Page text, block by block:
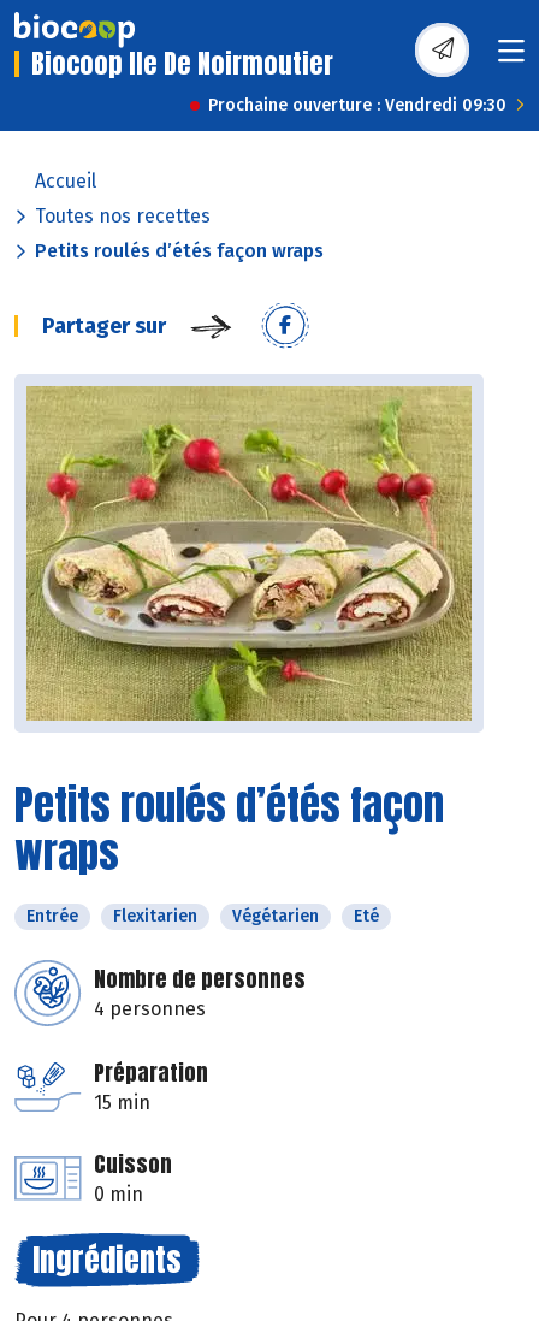
Biocoop Ile De Noirmoutier
Prochaine ouverture : Vendredi 09:30
Accueil
Toutes nos recettes
Petits roulés d’étés façon wraps
Partager sur
Petits roulés d’étés façon
wraps
Entrée Flexitarien Végétarien Eté
Nombre de personnes
4 personnes
Préparation
15 min
Cuisson
0 min
Ingrédients